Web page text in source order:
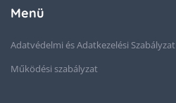
Menü
Adatvédelmi és Adatkezelési Szabályzat
Működési szabályzat